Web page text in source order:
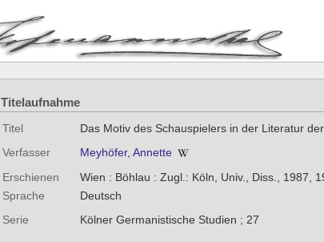
Titelaufnahme
Titel
Das Motiv des Schauspielers in der Literatur
Verfasser
Meyhöfer, Annette
Erschienen
Wien : Böhlau : Zugl.: Köln, Univ., Diss., 1987,
Sprache
Deutsch
Serie
Kölner Germanistische Studien ; 27